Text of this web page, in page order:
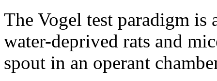
The Vogel test paradigm
water-deprived rats and
spout in an operant